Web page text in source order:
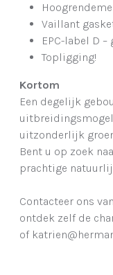
Vaillant
EPC-label D
Topligging!
Kortom
Een degelijk
uitzonderlijk
Bent u op zoek
prachtige
Contacteer ons
ontdek zelf de
of